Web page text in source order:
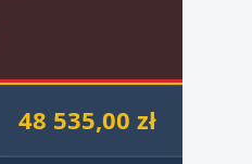
48 535,00 zł